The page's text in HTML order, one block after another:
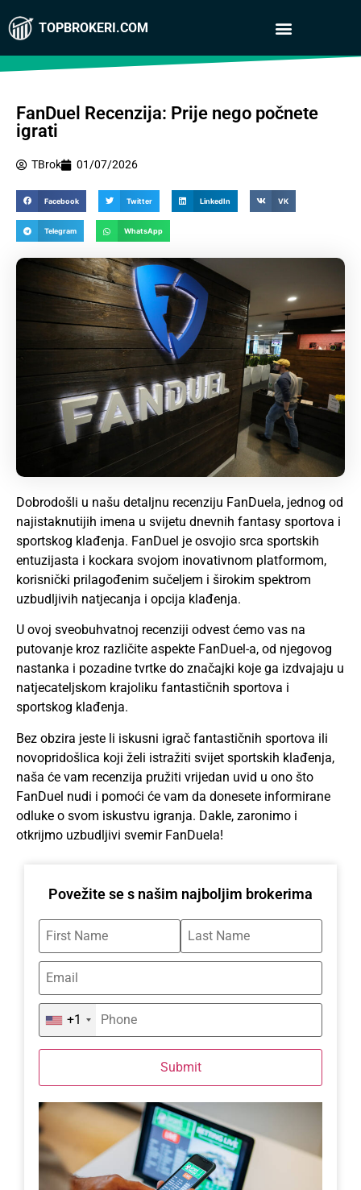
TOPBROKERI.COM
FanDuel Recenzija: Prije nego počnete
igrati
TBrok 01/07/2026
Facebook Twitter LinkedIn VK
Telegram WhatsApp
Dobrodošli u našu detaljnu recenziju FanDuela, jednog od
najistaknutijih imena u svijetu dnevnih fantasy sportova i
sportskog klađenja. FanDuel je osvojio srca sportskih
entuzijasta i kockara svojom inovativnom platformom,
korisnički prilagođenim sučeljem i širokim spektrom
uzbudljivih natjecanja i opcija klađenja.
U ovoj sveobuhvatnoj recenziji odvest ćemo vas na
putovanje kroz različite aspekte FanDuel-a, od njegovog
nastanka i pozadine tvrtke do značajki koje ga izdvajaju u
natjecateljskom krajoliku fantastičnih sportova i
sportskog klađenja.
Bez obzira jeste li iskusni igrač fantastičnih sportova ili
novopridošlica koji želi istražiti svijet sportskih klađenja,
naša će vam recenzija pružiti vrijedan uvid u ono što
FanDuel nudi i pomoći će vam da donesete informirane
odluke o svom iskustvu igranja. Dakle, zaronimo i
otkrijmo uzbudljivi svemir FanDuela!
Povežite se s našim najboljim brokerima
+1
Submit